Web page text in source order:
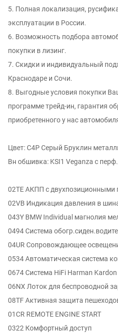
5. Полная локализация,
эксплуатации в России.
6. Возможность подбора
покупки в лизинг.
7. Скидки и индивидуальный
Краснодаре и Сочи.
8. Выгодные условия покупки
программе трейд-ин, гарантия
приобретенного у нас
Цвет: C4P Серый Бруклин
Вн обшивка: KSI1 Veganza с
02TE АКПП с двухпозиционными
02VB Индикация давления в
043Y BMW Individual магнолия
0494 Система
04UR Сопровождающее
0534 Автоматическая система
0674 Система HiFi Harman Kardon
06NX Лоток для беспроводной
08TF Активная защита
01CR REMOTE ENGINE START
0322 Комфортный доступ